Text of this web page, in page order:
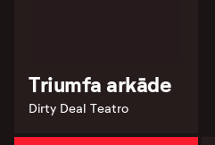
Triumfa arkāde
Dirty Deal Teatro